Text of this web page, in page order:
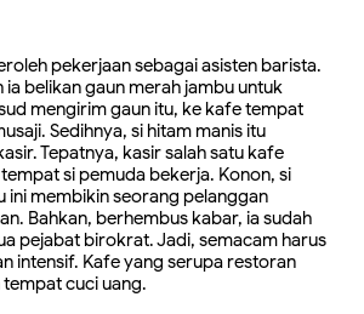
pekerjaan sebagai asisten barista.
belikan gaun merah jambu untuk
mengirim gaun itu, ke kafe tempat
Sedihnya, si hitam manis itu
Tepatnya, kasir salah satu kafe
si pemuda bekerja. Konon, si
ini membikin seorang pelanggan
Bahkan, berhembus kabar, ia sudah
pejabat birokrat. Jadi, semacam harus
intensif. Kafe yang serupa restoran
cuci uang.